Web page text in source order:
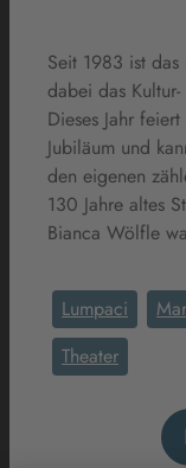
Seit 1983 ist
dabei das
Dieses Jahr
Jubiläum und
den eigenen
130 Jahre altes
Bianca Wölfle
Lumpaci
Theater